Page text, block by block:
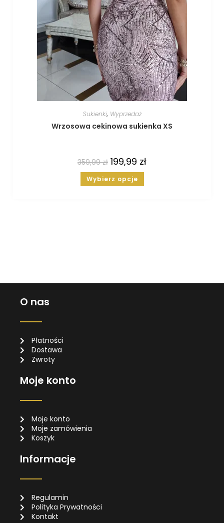
Sukienki, Wyprzedaż
Wrzosowa cekinowa sukienka XS
359,99zł 199,99 zł
Wybierz opcje
O nas
Płatności
Dostawa
Zwroty
Moje konto
Moje konto
Moje zamówienia
Koszyk
Informacje
Regulamin
Polityka Prywatności
Kontakt